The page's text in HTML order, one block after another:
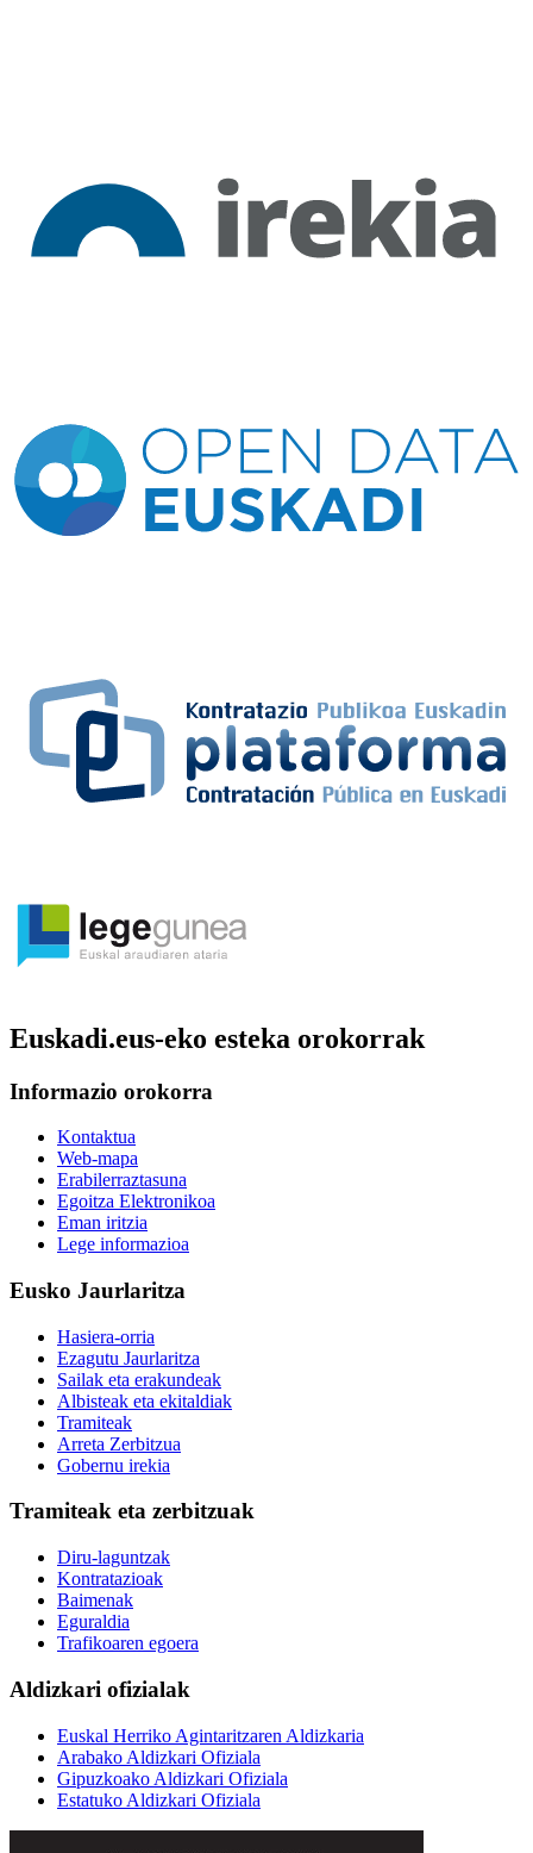
Euskadi.eus-eko esteka orokorrak
Informazio orokorra
Kontaktua
Web-mapa
Erabilerraztasuna
Egoitza Elektronikoa
Eman iritzia
Lege informazioa
Eusko Jaurlaritza
Hasiera-orria
Ezagutu Jaurlaritza
Sailak eta erakundeak
Albisteak eta ekitaldiak
Tramiteak
Arreta Zerbitzua
Gobernu irekia
Tramiteak eta zerbitzuak
Diru-laguntzak
Kontratazioak
Baimenak
Eguraldia
Trafikoaren egoera
Aldizkari ofizialak
Euskal Herriko Agintaritzaren Aldizkaria
Arabako Aldizkari Ofiziala
Gipuzkoako Aldizkari Ofiziala
Estatuko Aldizkari Ofiziala